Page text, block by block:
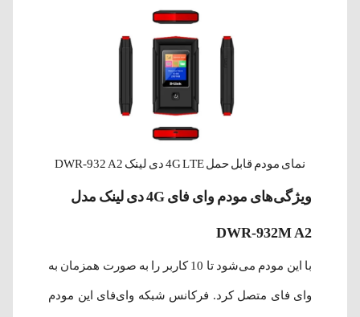
نمای مودم قابل حمل 4G LTE دی لینک DWR-932 A2
ویژگی‌ها‌ی مودم وای فای 4G دی لینک مدل
DWR-932M A2
با این مودم می‌شود تا 10 کاربر را به صورت همزمان به
وای فای متصل کرد. فرکانس شبکه وای‌فای این مودم